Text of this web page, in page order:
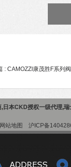
: CAMOZZI康茂胜F系列
, 日本CKD授权一级代理,瑞
网站地图 沪ICP备